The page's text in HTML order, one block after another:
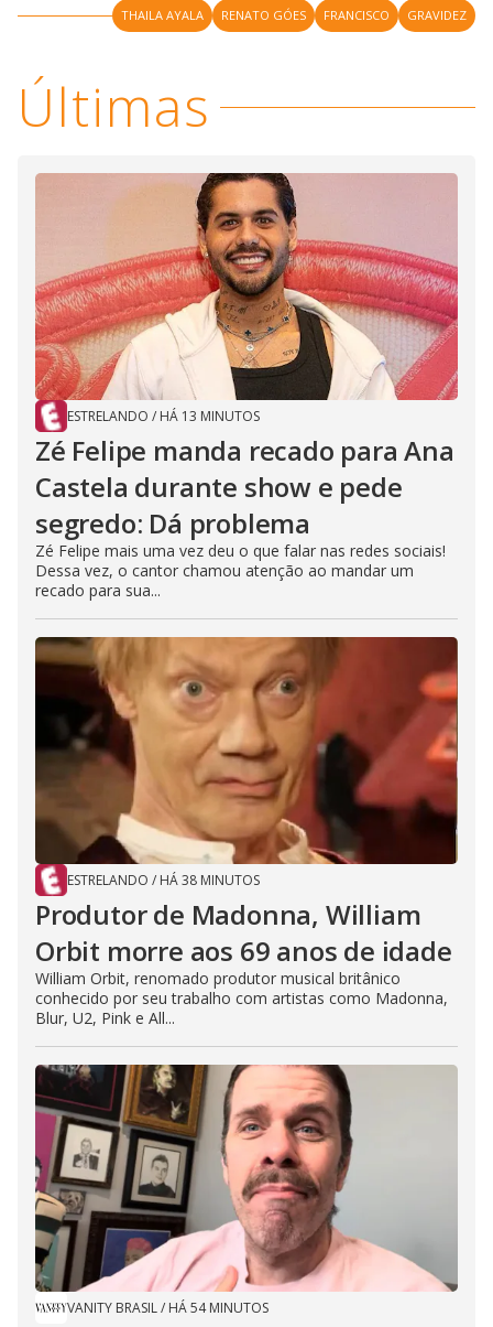
V
i
d
e
o
d THAILA AYALA RENATO GÓES FRANCISCO GRAVIDEZ
Últimas
ESTRELANDO / HÁ 13 MINUTOS
Zé Felipe manda recado para Ana
Castela durante show e pede
segredo: Dá problema
Zé Felipe mais uma vez deu o que falar nas redes sociais!
Dessa vez, o cantor chamou atenção ao mandar um
recado para sua...
ESTRELANDO / HÁ 38 MINUTOS
Produtor de Madonna, William
Orbit morre aos 69 anos de idade
William Orbit, renomado produtor musical britânico
conhecido por seu trabalho com artistas como Madonna,
Blur, U2, Pink e All...
VANITY BRASIL/ HÁ 54 MINUTOS